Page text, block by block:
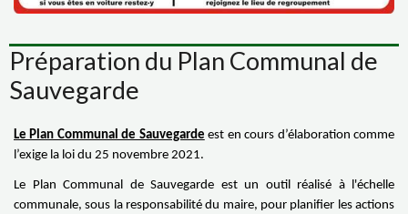
Préparation du Plan Communal de
Sauvegarde
Le Plan Communal de Sauvegarde est en cours d’élaboration comme
l’exige la loi du 25 novembre 2021.
Le Plan Communal de Sauvegarde est un outil réalisé à l'échelle
communale, sous la responsabilité du maire, pour planifier les actions